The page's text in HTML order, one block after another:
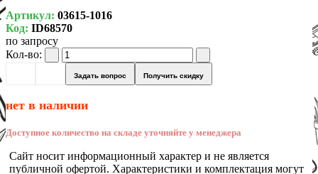
Артикул: 03615-1016
Код: ID68570
по запросу
Кол-во:
Задать вопрос Получить скидку
нет в наличии
Доступное количество на складе уточняйте у менеджера
Сайт носит информационный характер и не является
публичной офертой. Характеристики и комплектация могут